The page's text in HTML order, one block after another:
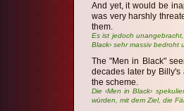
And yet, it would be
was very harshly
them.
Es ist jedoch
Black› sehr massiv
The "Men in Black"
decades later by Billy's
the scheme.
Die ‹Men in Black›
würden, mit dem Ziel, die